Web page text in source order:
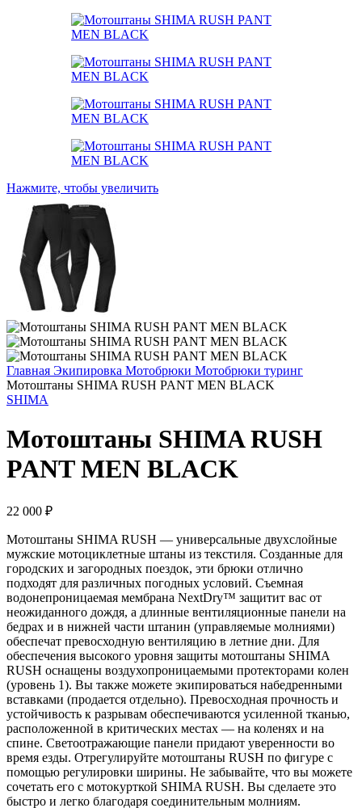
Нажмите, чтобы увеличить
Главная Экипировка Мотобрюки Мотобрюки туринг
Мотоштаны SHIMA RUSH PANT MEN BLACK
SHIMA
Мотоштаны SHIMA RUSH
PANT MEN BLACK
22 000 ₽
Мотоштаны SHIMA RUSH — универсальные двухслойные
мужские мотоциклетные штаны из текстиля. Созданные для
городских и загородных поездок, эти брюки отлично
подходят для различных погодных условий. Съемная
водонепроницаемая мембрана NextDry™ защитит вас от
неожиданного дождя, а длинные вентиляционные панели на
бедрах и в нижней части штанин (управляемые молниями)
обеспечат превосходную вентиляцию в летние дни. Для
обеспечения высокого уровня защиты мотоштаны SHIMA
RUSH оснащены воздухопроницаемыми протекторами колен
(уровень 1). Вы также можете экипироваться набедренными
вставками (продается отдельно). Превосходная прочность и
устойчивость к разрывам обеспечиваются усиленной тканью,
расположенной в критических местах — на коленях и на
спине. Светоотражающие панели придают уверенности во
время езды. Отрегулируйте мотоштаны RUSH по фигуре с
помощью регулировки ширины. Не забывайте, что вы можете
сочетать его с мотокурткой SHIMA RUSH. Вы сделаете это
быстро и легко благодаря соединительным молниям.